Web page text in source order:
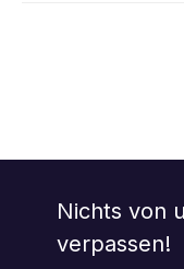
Nichts von
verpassen!